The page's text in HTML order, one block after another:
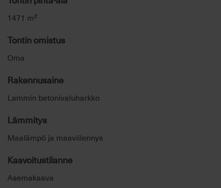
1471 m²
Tontin omistus
Oma
Rakennusaine
Lammin betonivaluharkko
Lämmitys
Maalämpö ja maaviilennys
Kaavoitustilanne
Asemakaava